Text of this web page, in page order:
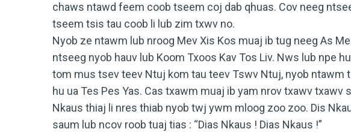
chaws ntawd feem coob tseem coj dab qhuas. Cov neeg
tseem tsis tau coob li lub zim txwv no.
Nyob ze ntawm lub nroog Mev Xis Kos muaj ib tug neeg As
ntseeg nyob hauv lub Koom Txoos Kav Tos Liv. Nws lub npe
tom mus tsev teev Ntuj kom tau teev Tswv Ntuj, nyob ntawm
hu ua Tes Pes Yas. Cas txawm muaj ib yam nrov txawv txawv
Nkaus thiaj li nres thiab nyob twj ywm mloog zoo zoo. Dis
saum lub ncov roob tuaj tias : “Dias Nkaus ! Dias Nkaus !”